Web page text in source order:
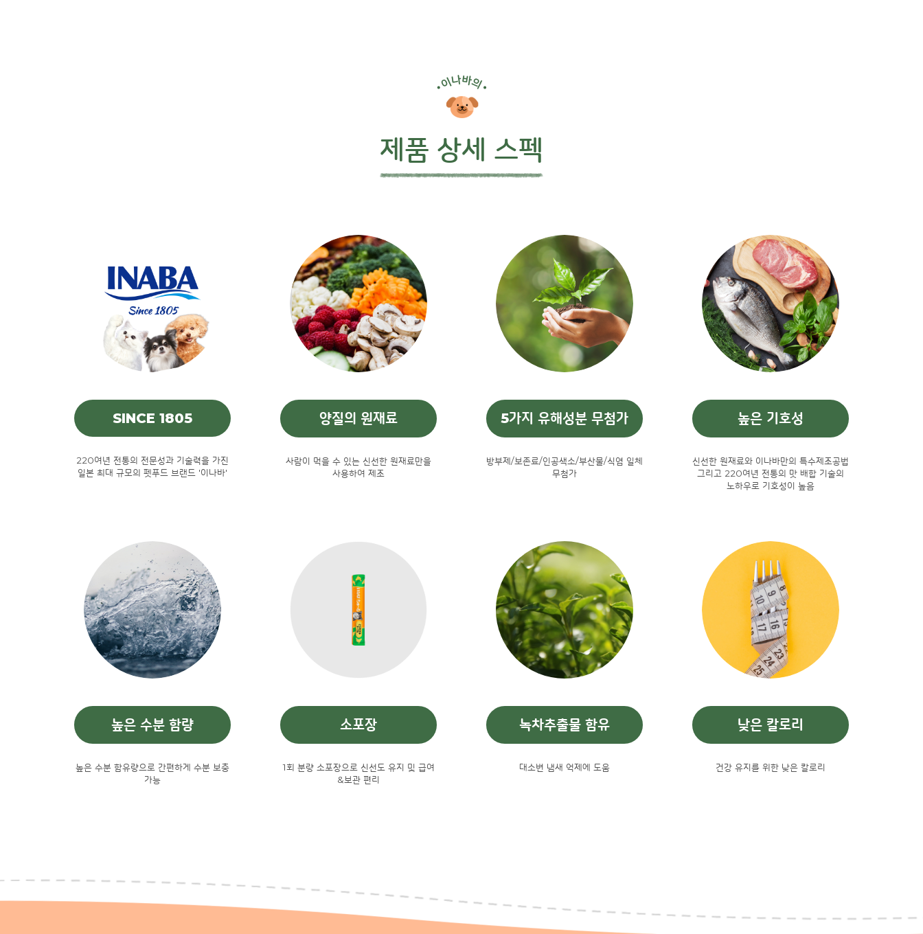
제품 상세 스펙
SINCE 1805
220여년 전통의 전문성과 기술력을 가진
일본 최대 규모의 펫푸드 브랜드 '이나바'
양질의 원재료
사람이 먹을 수 있는 신선한 원재료만을
사용하여 제조
5가지 유해성분 무첨가
방부제/보존료/인공색소/부산물/식염 일체
무첨가
높은 기호성
신선한 원재료와 이나바만의 특수제조공법
그리고 220여년 전통의 맛 배합 기술의
노하우로 기호성이 높음
높은 수분 함량
높은 수분 함유량으로 간편하게 수분 보충
가능
소포장
1회 분량 소포장으로 신선도 유지 및 급여
&보관 편리
녹차추출물 함유
대소변 냄새 억제에 도움
낮은 칼로리
건강 유지를 위한 낮은 칼로리